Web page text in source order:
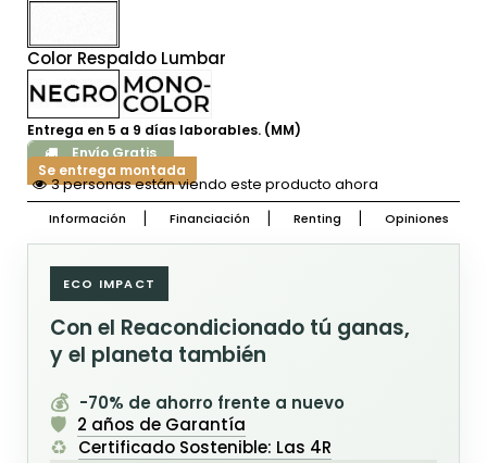
Color Respaldo Lumbar
Entrega en 5 a 9 días laborables. (MM)
Envío Gratis
Se entrega montada
3 personas están viendo este producto ahora
Información Financiación Renting Opiniones
ECO IMPACT
Con el Reacondicionado tú ganas,
y el planeta también
💰 -70% de ahorro frente a nuevo
🛡️ 2 años de Garantía
♻️ Certificado Sostenible: Las 4R